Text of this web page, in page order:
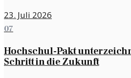
23. Juli 2026
07
Hochschul-Pakt
Schritt in die Zukunft